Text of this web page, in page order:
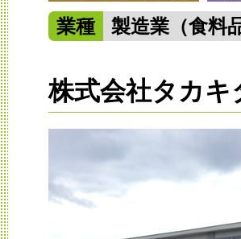
業種 製造業（食料
株式会社タカキ